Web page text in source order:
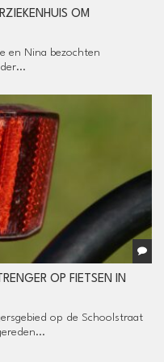
OM
en Nina bezochten
OP FIETSEN IN
op de Schoolstraat